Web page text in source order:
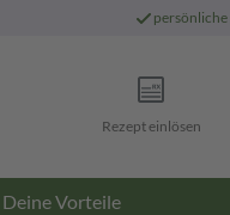
persönliche
Rezept einlösen
Deine Vorteile